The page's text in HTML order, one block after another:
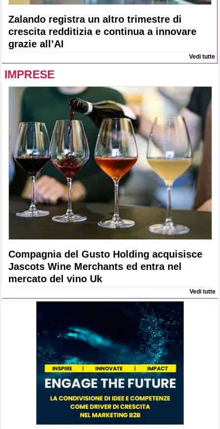
Zalando registra un altro trimestre di
crescita redditizia e continua a innovare
grazie all’AI
Vedi tutte
IMPRESE
Compagnia del Gusto Holding acquisisce
Jascots Wine Merchants ed entra nel
mercato del vino Uk
Vedi tutte